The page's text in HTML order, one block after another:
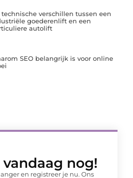
technische verschillen tussen een
goederenlift en een
autolift
SEO belangrijk is voor online
nog!
en registreer je nu. Ons